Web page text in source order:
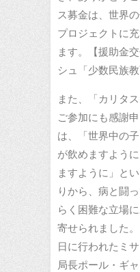
ス募金は、世界
プロジェクトに
ます。【援助金
シュ「少数民族
また、「カリタ
ご参加にも感謝
は、「世界中の
が飲めますよう
ますように」と
りから、病と闘
らく困難な立場
寄せられました
日に行われたミ
局長ポール・ギ